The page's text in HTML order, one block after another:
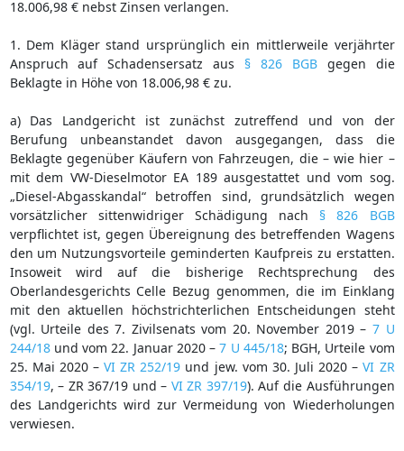
18.006,98 € nebst Zinsen verlangen.
1. Dem Kläger stand ursprünglich ein mittlerweile verjährter
Anspruch auf Schadensersatz aus § 826 BGBgegen die
Beklagte in Höhe von 18.006,98 € zu.
a) Das Landgericht ist zunächst zutreffend und von der
Berufung unbeanstandet davon ausgegangen, dass die
Beklagte gegenüber Käufern von Fahrzeugen, die – wie hier –
mit dem VW-Dieselmotor EA 189 ausgestattet und vom sog.
„Diesel-Abgasskandal“ betroffen sind, grundsätzlich wegen
vorsätzlicher sittenwidriger Schädigung nach § 826 BGB
verpflichtet ist, gegen Übereignung des betreffenden Wagens
den um Nutzungsvorteile geminderten Kaufpreis zu erstatten.
Insoweit wird auf die bisherige Rechtsprechung des
Oberlandesgerichts Celle Bezug genommen, die im Einklang
mit den aktuellen höchstrichterlichen Entscheidungen steht
(vgl. Urteile des 7. Zivilsenats vom 20. November 2019 – 7 U
244/18und vom 22. Januar 2020 –7 U 445/18; BGH, Urteile vom
25. Mai 2020 –VI ZR 252/19 und jew. vom 30. Juli 2020 –VI ZR
354/19, – ZR 367/19 und – VI ZR 397/19). Auf die Ausführungen
des Landgerichts wird zur Vermeidung von Wiederholungen
verwiesen.